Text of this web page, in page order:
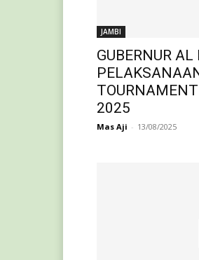
JAMBI
GUBERNUR
2025
Mas Aji - 13/08/2025